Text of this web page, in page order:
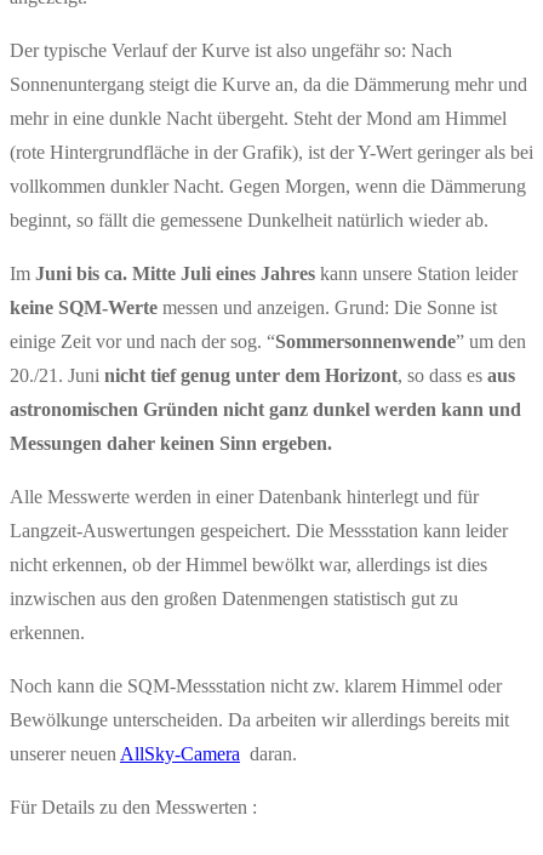
Der typische Verlauf der Kurve ist also ungefähr so: Nach
Sonnenuntergang steigt die Kurve an, da die Dämmerung mehr und
mehr in eine dunkle Nacht übergeht. Steht der Mond am Himmel
(rote Hintergrundfläche in der Grafik), ist der Y-Wert geringer als bei
vollkommen dunkler Nacht. Gegen Morgen, wenn die Dämmerung
beginnt, so fällt die gemessene Dunkelheit natürlich wieder ab.
Im Juni bis ca. Mitte Juli eines Jahres kann unsere Station leider
keine SQM-Werte messen und anzeigen. Grund: Die Sonne ist
einige Zeit vor und nach der sog. “Sommersonnenwende” um den
20./21. Juni nicht tief genug unter dem Horizont, so dass es aus
astronomischen Gründen nicht ganz dunkel werden kann und
Messungen daher keinen Sinn ergeben.
Alle Messwerte werden in einer Datenbank hinterlegt und für
Langzeit-Auswertungen gespeichert. Die Messstation kann leider
nicht erkennen, ob der Himmel bewölkt war, allerdings ist dies
inzwischen aus den großen Datenmengen statistisch gut zu
erkennen.
Noch kann die SQM-Messstation nicht zw. klarem Himmel oder
Bewölkunge unterscheiden. Da arbeiten wir allerdings bereits mit
unserer neuen AllSky-Camera daran.
Für Details zu den Messwerten :